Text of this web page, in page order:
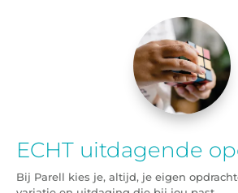
ECHT uitdagende
Bij Parell kies je, altijd, je eigen